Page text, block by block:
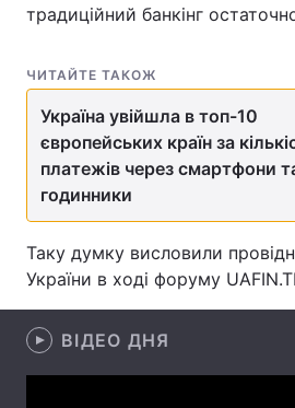
Головна
Економіка
Спорт
Техно і зв'язок
Зброя
Цікавинки
традиційний банкінг
ЧИТАЙТЕ ТАКОЖ
Україна увійшла в топ-10
європейських країн за
платежів через смартфони
годинники
Таку думку висловили
України в ході форуму
ВІДЕО ДНЯ